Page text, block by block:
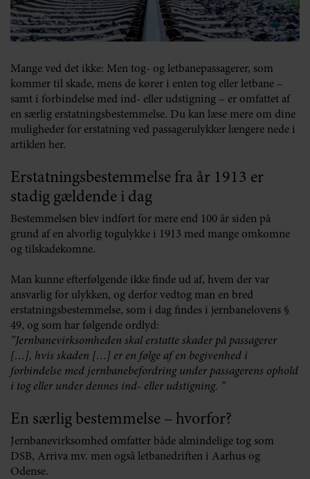
Mange ved det ikke: Men tog- og letbanepassagerer, som
kommer til skade, mens de kører i enten tog eller letbane –
samt i forbindelse med ind- eller udstigning – er omfattet af
en særlig erstatningsbestemmelse. Du kan læse mere om dine
muligheder for erstatning ved passagerulykker længere nede i
artiklen her.
Erstatningsbestemmelse fra år 1913 er
stadig gældende i dag
Bestemmelsen blev indført for mere end 100 år siden på
grund af en alvorlig togulykke i 1913 med mange omkomne
og tilskadekomne.
Man kunne efterfølgende ikke finde ud af, hvem der var
ansvarlig for ulykken, og derfor vedtog man en bred
erstatningsbestemmelse, som i dag findes i jernbanelovens §
49, og som har følgende ordlyd:
”Jernbanevirksomheden skal erstatte skader på passagerer
[…], hvis skaden […] er en følge af en begivenhed i
forbindelse med jernbanebefordring under passagerens ophold
i tog eller under dennes ind- eller udstigning. ”
En særlig bestemmelse – hvorfor?
Jernbanevirksomhed omfatter både almindelige tog som
DSB, Arriva mv. men også letbanedriften i Aarhus og
Odense.